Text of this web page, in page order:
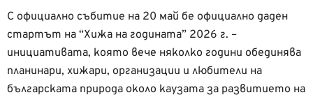
С официално събитие на 20 май бе официално даден
стартът на “Хижа на годината” 2026 г. –
инициативата, която вече няколко години обединява
планинари, хижари, организации и любители на
българската природа около каузата за развитието на